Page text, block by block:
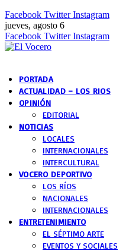
Facebook Twitter Instagram
jueves, agosto 6
Facebook Twitter Instagram
PORTADA
ACTUALIDAD – LOS RIOS
OPINIÓN
EDITORIAL
NOTICIAS
LOCALES
INTERNACIONALES
INTERCULTURAL
VOCERO DEPORTIVO
LOS RÍOS
NACIONALES
INTERNACIONALES
ENTRETENIMIENTO
EL SÉPTIMO ARTE
EVENTOS Y SOCIALES